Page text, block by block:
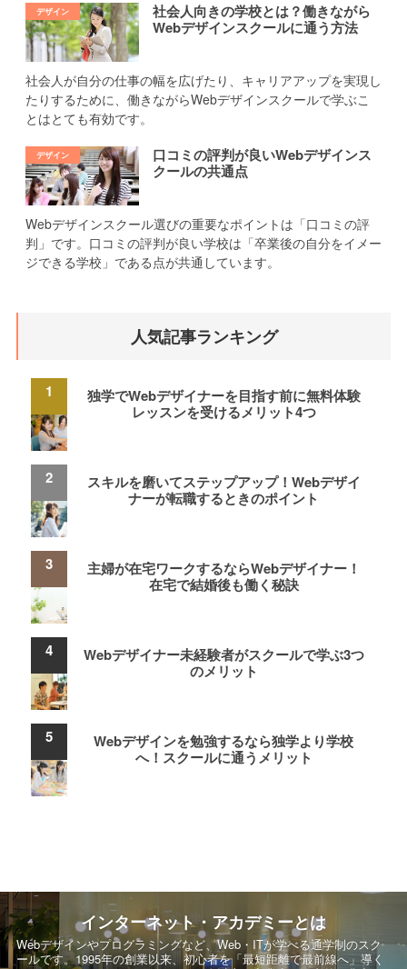
社会人向きの学校とは？働きながら
Webデザインスクールに通う方法
社会人が自分の仕事の幅を広げたり、キャリアアップを実現し
たりするために、働きながらWebデザインスクールで学ぶこ
とはとても有効です。
口コミの評判が良いWebデザインス
クールの共通点
Webデザインスクール選びの重要なポイントは「口コミの評
判」です。口コミの評判が良い学校は「卒業後の自分をイメー
ジできる学校」である点が共通しています。
人気記事ランキング
独学でWebデザイナーを目指す前に無料体験
レッスンを受けるメリット4つ
スキルを磨いてステップアップ！Webデザイ
ナーが転職するときのポイント
主婦が在宅ワークするならWebデザイナー！
在宅で結婚後も働く秘訣
Webデザイナー未経験者がスクールで学ぶ3つ
のメリット
Webデザインを勉強するなら独学より学校
へ！スクールに通うメリット
インターネット・アカデミーとは
Webデザインやプログラミングなど、Web・ITが学べる通学制のスク
ールです。1995年の創業以来、初心者を「最短距離で最前線へ」導く